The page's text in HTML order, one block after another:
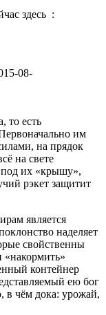
здесь :
08-
то есть
им
на прядок
на свете
под их «крышу»,
рэкет защитит
является
наделяет
свойственны
«накормить»
контейнер
ею бог
в чём дока: урожай,